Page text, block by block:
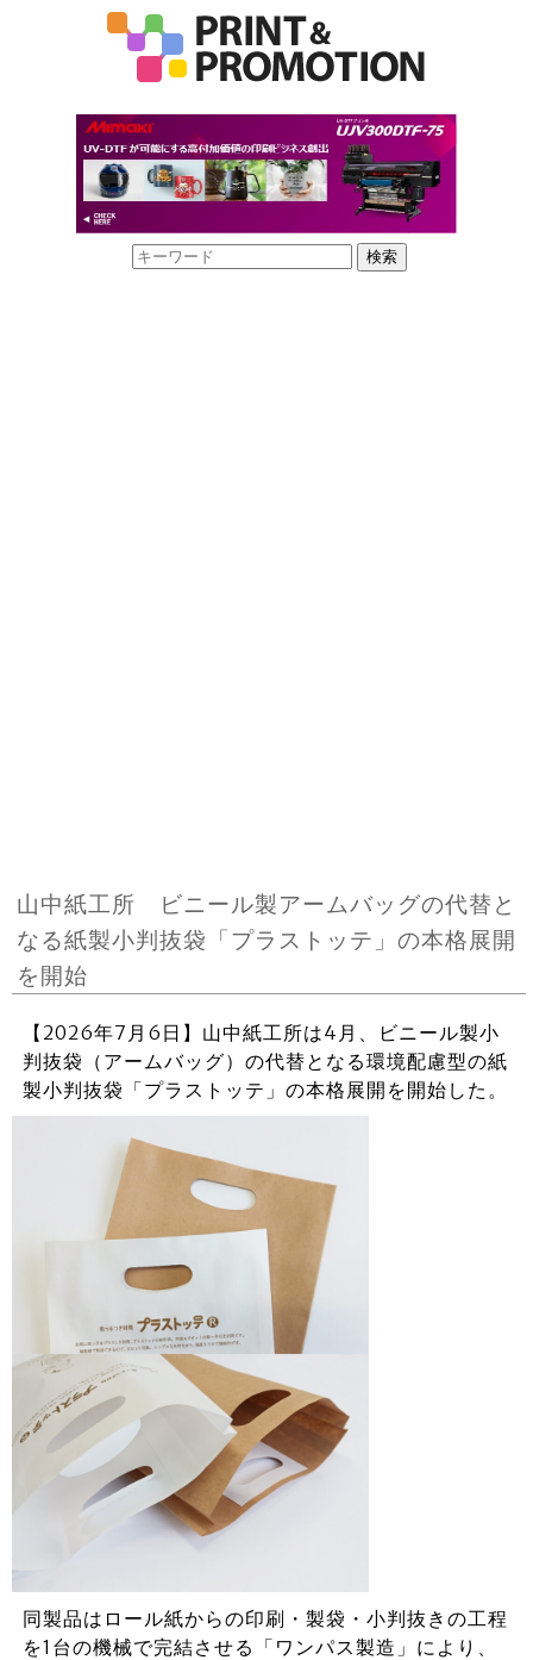
山中紙工所 ビニール製アームバッグの代替と
なる紙製小判抜袋「プラストッテ」の本格展開
を開始
【2026年7月6日】山中紙工所は4月、ビニール製小
判抜袋（アームバッグ）の代替となる環境配慮型の紙
製小判抜袋「プラストッテ」の本格展開を開始した。
同製品はロール紙からの印刷・製袋・小判抜きの工程
を1台の機械で完結させる「ワンパス製造」により、